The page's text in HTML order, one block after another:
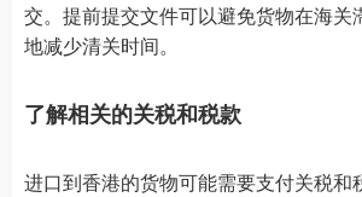
交。提前提交文件可以避免货物在海关
地减少清关时间。
了解相关的关税和税款
进口到香港的货物可能需要支付关税和